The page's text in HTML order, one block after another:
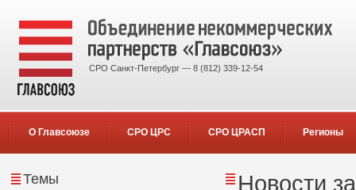
СРО Санкт-Петербург — 8 (812) 339-12-54
О Главсоюзе СРО ЦРС СРО ЦРАСП Регионы
Темы Новости